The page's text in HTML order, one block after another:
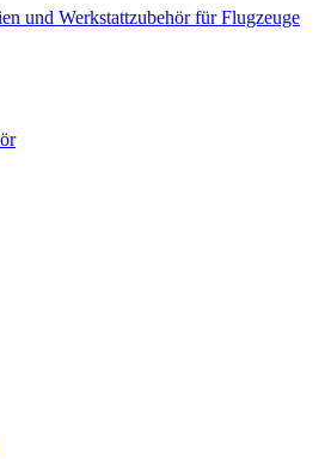
und Werkstattzubehör für Flugzeuge